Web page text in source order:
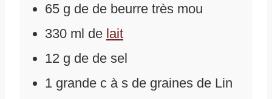
65 g de de beurre très mou
330 ml de lait
12 g de de sel
1 grande c à s de graines de Lin